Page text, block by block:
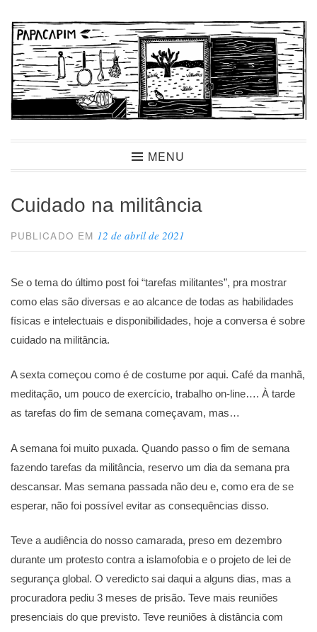
para
conteúdo
PapacapimMENU
Cuidado na militância
PUBLICADO EM 12 de abril de 2021
Se o tema do último post foi “tarefas militantes”, pra mostrar
como elas são diversas e ao alcance de todas as habilidades
físicas e intelectuais e disponibilidades, hoje a conversa é sobre
cuidado na militância.
A sexta começou como é de costume por aqui. Café da manhã,
meditação, um pouco de exercício, trabalho on-line…. À tarde
as tarefas do fim de semana começavam, mas…
A semana foi muito puxada. Quando passo o fim de semana
fazendo tarefas da militância, reservo um dia da semana pra
descansar. Mas semana passada não deu e, como era de se
esperar, não foi possível evitar as consequências disso.
Teve a audiência do nosso camarada, preso em dezembro
durante um protesto contra a islamofobia e o projeto de lei de
segurança global. O veredicto sai daqui a alguns dias, mas a
procuradora pediu 3 meses de prisão. Teve mais reuniões
presenciais do que previsto. Teve reuniões à distância com